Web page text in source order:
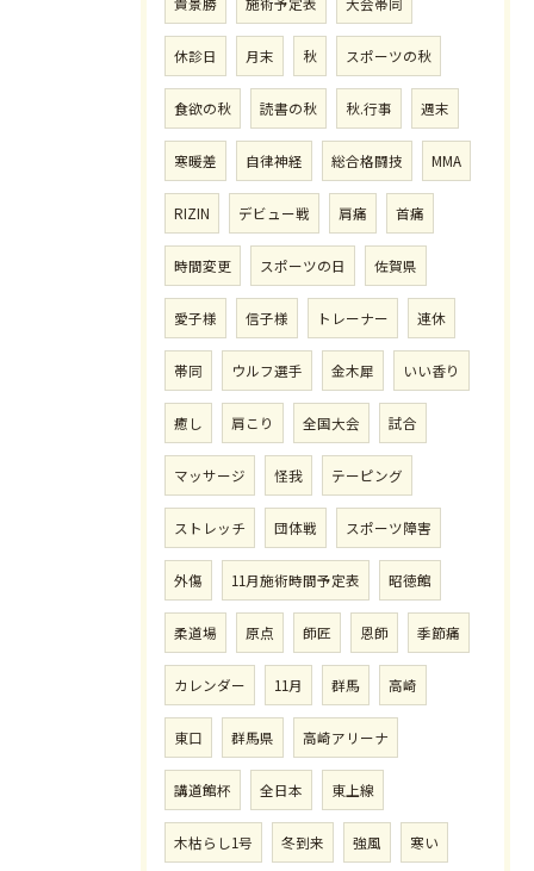
休診日 月末 秋 スポーツの秋
食欲の秋 読書の秋 秋.行事 週末
寒暖差 自律神経 総合格闘技 MMA
RIZIN デビュー戦 肩痛 首痛
時間変更 スポーツの日 佐賀県
愛子様 信子様 トレーナー 連休
帯同 ウルフ選手 金木犀 いい香り
癒し 肩こり 全国大会 試合
マッサージ 怪我 テーピング
ストレッチ 団体戦 スポーツ障害
外傷 11月施術時間予定表 昭徳館
柔道場 原点 師匠 恩師 季節痛
カレンダー 11月 群馬 高崎
東口 群馬県 高崎アリーナ
講道館杯 全日本 東上線
木枯らし1号 冬到来 強風 寒い